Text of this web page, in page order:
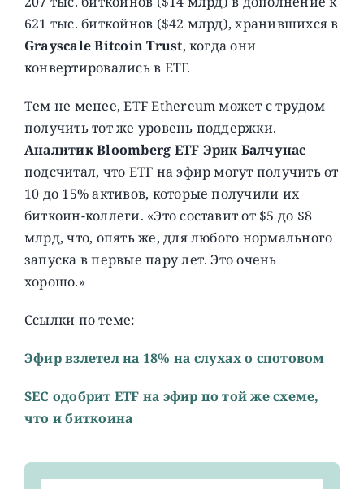
621 тыс. биткойнов ($42 млрд), хранившихся в
Grayscale Bitcoin Trust, когда они
конвертировались в ETF.
Тем не менее, ETF Ethereum может с трудом
получить тот же уровень поддержки.
Аналитик Bloomberg ETF Эрик Балчунас
подсчитал, что ETF на эфир могут получить от
10 до 15% активов, которые получили их
биткоин-коллеги. «Это составит от $5 до $8
млрд, что, опять же, для любого нормального
запуска в первые пару лет. Это очень
хорошо.»
Ссылки по теме:
Эфир взлетел на 18% на слухах о спотовом
SEC одобрит ETF на эфир по той же схеме,
что и биткоина